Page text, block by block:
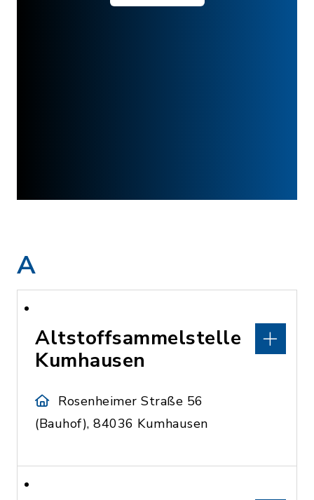
A
Altstoffsammelstelle
Kumhausen
Rosenheimer Straße 56
(Bauhof), 84036 Kumhausen